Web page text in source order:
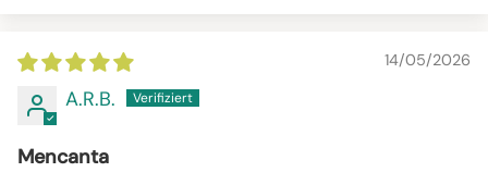
14/05/2026
A.R.B.
Mencanta